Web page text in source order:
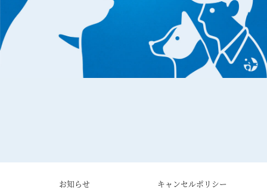
お知らせ キャンセルポリシー